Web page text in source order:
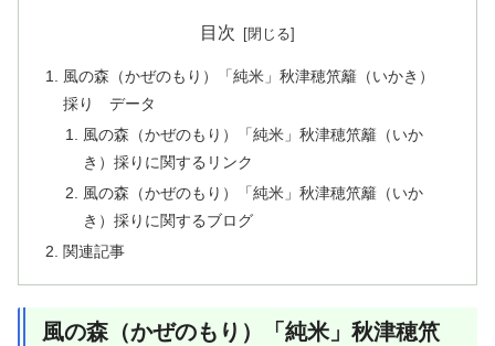
目次
風の森（かぜのもり）「純米」秋津穂笊籬（いかき）
採り データ
風の森（かぜのもり）「純米」秋津穂笊籬（いか
き）採りに関するリンク
風の森（かぜのもり）「純米」秋津穂笊籬（いか
き）採りに関するブログ
関連記事
風の森（かぜのもり）「純米」秋津穂笊